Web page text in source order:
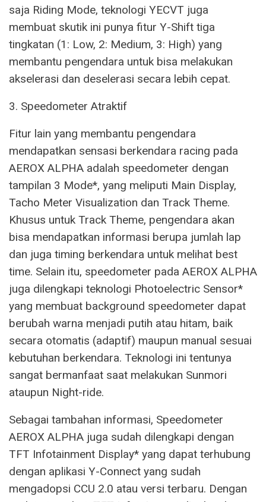
saja Riding Mode, teknologi YECVT juga
membuat skutik ini punya fitur Y-Shift tiga
tingkatan (1: Low, 2: Medium, 3: High) yang
membantu pengendara untuk bisa melakukan
akselerasi dan deselerasi secara lebih cepat.
3. Speedometer Atraktif
Fitur lain yang membantu pengendara
mendapatkan sensasi berkendara racing pada
AEROX ALPHA adalah speedometer dengan
tampilan 3 Mode*, yang meliputi Main Display,
Tacho Meter Visualization dan Track Theme.
Khusus untuk Track Theme, pengendara akan
bisa mendapatkan informasi berupa jumlah lap
dan juga timing berkendara untuk melihat best
time. Selain itu, speedometer pada AEROX ALPHA
juga dilengkapi teknologi Photoelectric Sensor*
yang membuat background speedometer dapat
berubah warna menjadi putih atau hitam, baik
secara otomatis (adaptif) maupun manual sesuai
kebutuhan berkendara. Teknologi ini tentunya
sangat bermanfaat saat melakukan Sunmori
ataupun Night-ride.
Sebagai tambahan informasi, Speedometer
AEROX ALPHA juga sudah dilengkapi dengan
TFT Infotainment Display* yang dapat terhubung
dengan aplikasi Y-Connect yang sudah
mengadopsi CCU 2.0 atau versi terbaru. Dengan